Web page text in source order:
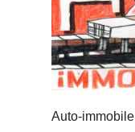
Auto-immobile